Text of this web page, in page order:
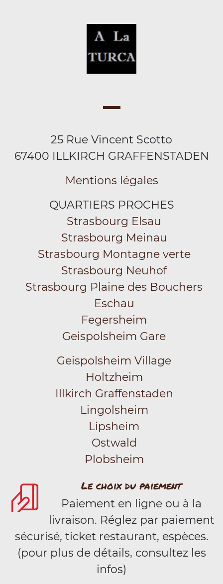
25 Rue Vincent Scotto
67400 ILLKIRCH GRAFFENSTADEN
Mentions légales
QUARTIERS PROCHES
Strasbourg Elsau
Strasbourg Meinau
Strasbourg Montagne verte
Strasbourg Neuhof
Strasbourg Plaine des Bouchers
Eschau
Fegersheim
Geispolsheim Gare
Geispolsheim Village
Holtzheim
Illkirch Graffenstaden
Lingolsheim
Lipsheim
Ostwald
Plobsheim
Le choix du paiement
Paiement en ligne ou à la
livraison. Réglez par paiement
sécurisé, ticket restaurant, espèces.
(pour plus de détails, consultez les
infos)